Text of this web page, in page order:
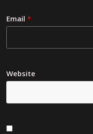
Email*
Website